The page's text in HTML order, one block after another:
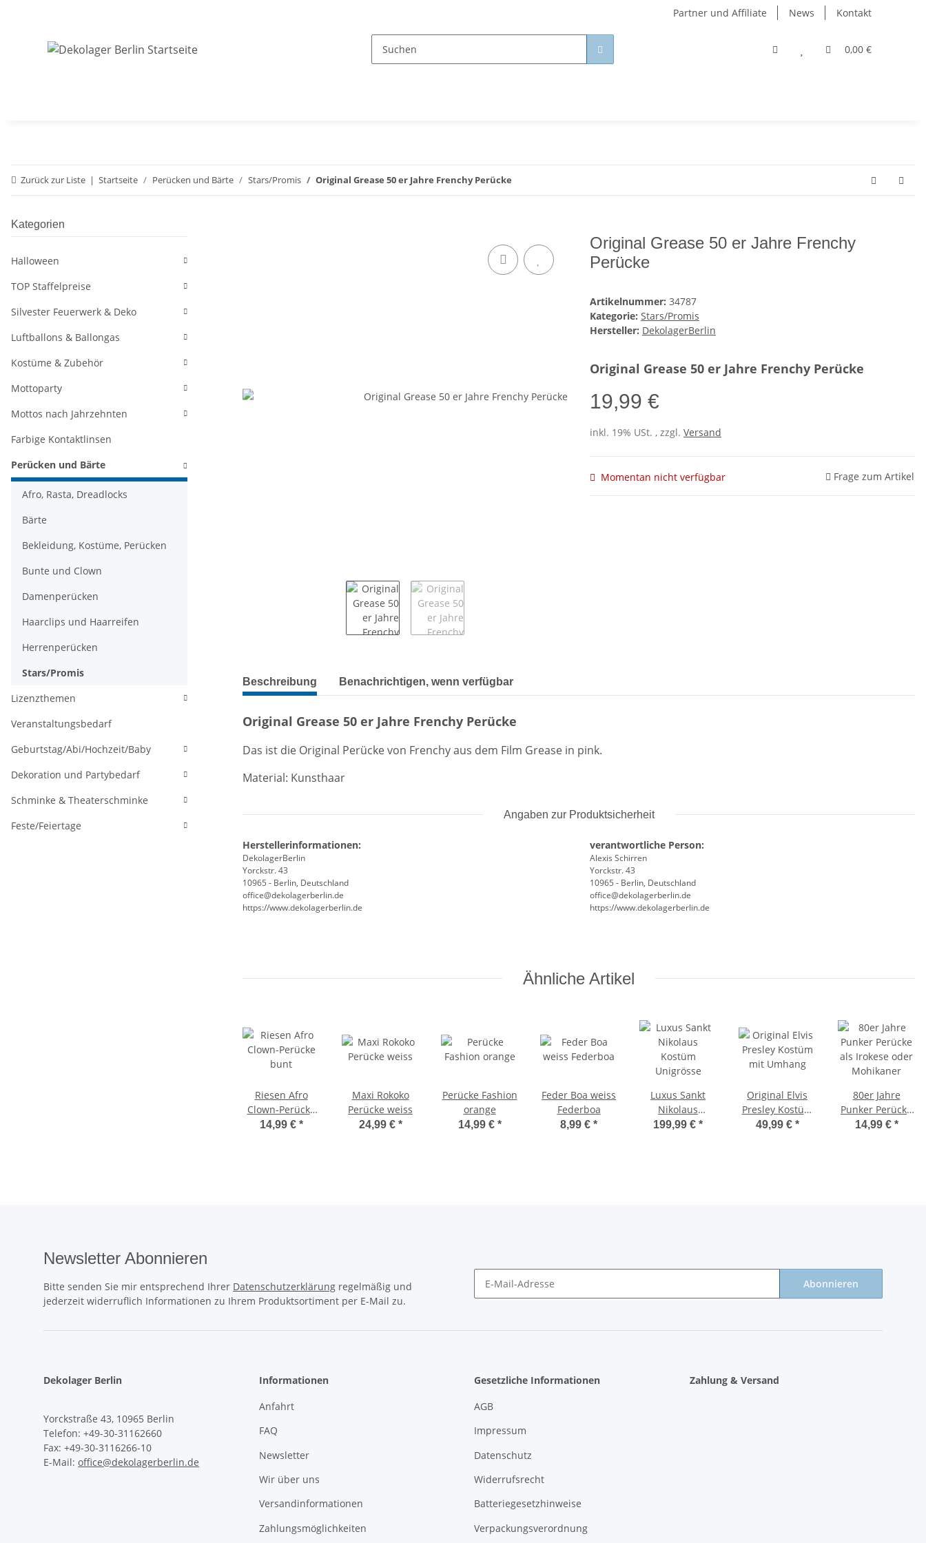
Partner und Affiliate News Kontakt
0,00 €
Zurück zur Liste Startseite Perücken und Bärte Stars/Promis Original Grease 50 er Jahre Frenchy Perücke
Original Grease 50 er Jahre Frenchy
Perücke
Artikelnummer: 34787
Kategorie: Stars/Promis
Hersteller: DekolagerBerlin
Original Grease 50 er Jahre Frenchy Perücke
19,99 €
inkl. 19% USt. , zzgl. Versand
Momentan nicht verfügbar Frage zum Artikel
weitere Registerkarten anzeigen
Beschreibung Benachrichtigen, wenn verfügbar
Original Grease 50 er Jahre Frenchy Perücke
Das ist die Original Perücke von Frenchy aus dem Film Grease in pink.
Material: Kunsthaar
Angaben zur Produktsicherheit
Herstellerinformationen:
DekolagerBerlin
Yorckstr. 43
10965 - Berlin, Deutschland
office@dekolagerberlin.de
https://www.dekolagerberlin.de
verantwortliche Person:
Alexis Schirren
Yorckstr. 43
10965 - Berlin, Deutschland
office@dekolagerberlin.de
https://www.dekolagerberlin.de
Ähnliche Artikel
Riesen Afro
Clown-Perücke
bunt
14,99 € *
Maxi Rokoko
Perücke weiss
24,99 € *
Perücke Fashion
orange
14,99 € *
Feder Boa weiss
Federboa
8,99 € *
Luxus Sankt
Nikolaus
Kostüm
199,99 € *
Original Elvis
Presley Kostüm
mit Umhang
49,99 € *
80er Jahre
Punker Perücke
als Irokese oder
14,99 € *
Kategorien
Halloween
TOP Staffelpreise
Silvester Feuerwerk & Deko
Luftballons & Ballongas
Kostüme & Zubehör
Mottoparty
Mottos nach Jahrzehnten
Farbige Kontaktlinsen
Perücken und Bärte
Afro, Rasta, Dreadlocks
Bärte
Bekleidung, Kostüme, Perücken
Bunte und Clown
Damenperücken
Haarclips und Haarreifen
Herrenperücken
Stars/Promis
Lizenzthemen
Veranstaltungsbedarf
Geburtstag/Abi/Hochzeit/Baby
Dekoration und Partybedarf
Schminke & Theaterschminke
Feste/Feiertage
Newsletter Abonnieren
Bitte senden Sie mir entsprechend Ihrer Datenschutzerklärung regelmäßig und
jederzeit widerruflich Informationen zu Ihrem Produktsortiment per E-Mail zu.
Abonnieren
Dekolager Berlin
Yorckstraße 43, 10965 Berlin
Telefon: +49-30-31162660
Fax: +49-30-3116266-10
E-Mail: office@dekolagerberlin.de
Informationen
Anfahrt
FAQ
Newsletter
Wir über uns
Versandinformationen
Zahlungsmöglichkeiten
Gesetzliche Informationen
AGB
Impressum
Datenschutz
Widerrufsrecht
Batteriegesetzhinweise
Verpackungsverordnung
Zahlung & Versand